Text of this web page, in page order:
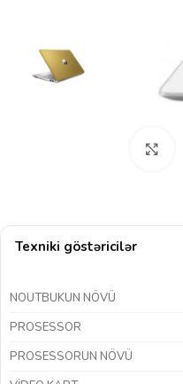
Texniki göstəricilər
NOUTBUKUN NÖVÜ
PROSESSOR
PROSESSORUN NÖVÜ